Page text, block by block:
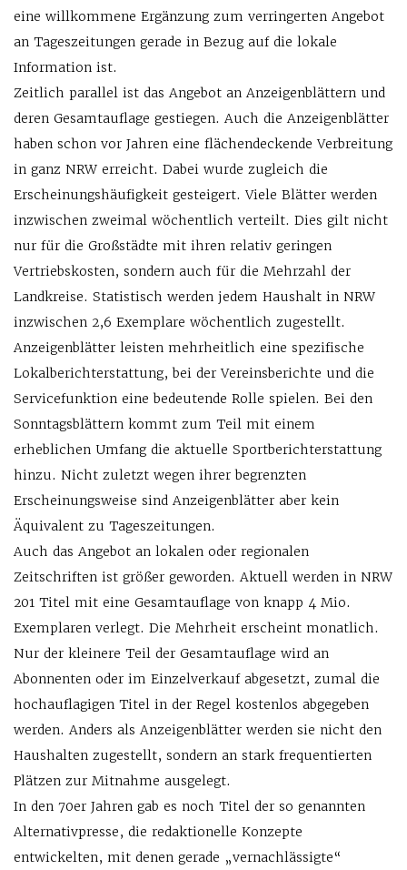
eine willkommene Ergänzung zum verringerten Angebot
an Tageszeitungen gerade in Bezug auf die lokale
Information ist.
Zeitlich parallel ist das Angebot an Anzeigenblättern und
deren Gesamtauflage gestiegen. Auch die Anzeigenblätter
haben schon vor Jahren eine flächendeckende Verbreitung
in ganz NRW erreicht. Dabei wurde zugleich die
Erscheinungshäufigkeit gesteigert. Viele Blätter werden
inzwischen zweimal wöchentlich verteilt. Dies gilt nicht
nur für die Großstädte mit ihren relativ geringen
Vertriebskosten, sondern auch für die Mehrzahl der
Landkreise. Statistisch werden jedem Haushalt in NRW
inzwischen 2,6 Exemplare wöchentlich zugestellt.
Anzeigenblätter leisten mehrheitlich eine spezifische
Lokalberichterstattung, bei der Vereinsberichte und die
Servicefunktion eine bedeutende Rolle spielen. Bei den
Sonntagsblättern kommt zum Teil mit einem
erheblichen Umfang die aktuelle Sportberichterstattung
hinzu. Nicht zuletzt wegen ihrer begrenzten
Erscheinungsweise sind Anzeigenblätter aber kein
Äquivalent zu Tageszeitungen.
Auch das Angebot an lokalen oder regionalen
Zeitschriften ist größer geworden. Aktuell werden in NRW
201 Titel mit eine Gesamtauflage von knapp 4 Mio.
Exemplaren verlegt. Die Mehrheit erscheint monatlich.
Nur der kleinere Teil der Gesamtauflage wird an
Abonnenten oder im Einzelverkauf abgesetzt, zumal die
hochauflagigen Titel in der Regel kostenlos abgegeben
werden. Anders als Anzeigenblätter werden sie nicht den
Haushalten zugestellt, sondern an stark frequentierten
Plätzen zur Mitnahme ausgelegt.
In den 70er Jahren gab es noch Titel der so genannten
Alternativpresse, die redaktionelle Konzepte
entwickelten, mit denen gerade „vernachlässigte“